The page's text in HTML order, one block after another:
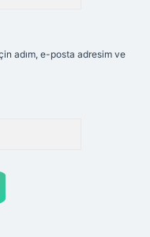
adım, e-posta adresim ve